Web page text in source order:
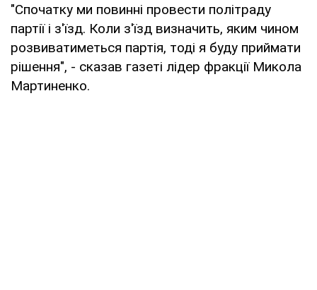
"Спочатку ми повинні провести політраду
партії і з'їзд. Коли з'їзд визначить, яким чином
розвиватиметься партія, тоді я буду приймати
рішення", - сказав газеті лідер фракції Микола
Мартиненко.